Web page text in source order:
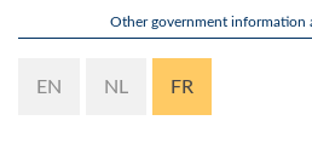
au
principal
Other government information
EN NL FR